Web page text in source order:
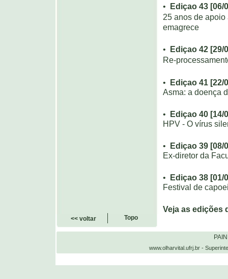
• Ediçao 43 [06/
25 anos de
emagrece
• Ediçao 42 [29/
Re-
• Ediçao 41 [22/
Asma: a doença
• Ediçao 40 [14/
HPV - O vírus
• Ediçao 39 [08/
Ex-diretor da
• Ediçao 38 [01/
Festival de
Veja as edições
<< voltar Topo
www.olharvital.ufrj.br -